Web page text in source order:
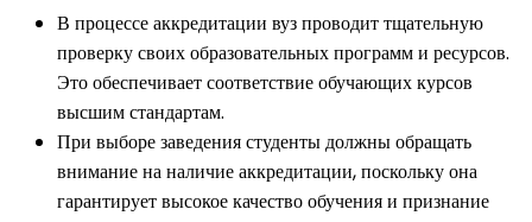
В процессе аккредитации вуз проводит тщательную
проверку своих образовательных программ и ресурсов.
Это обеспечивает соответствие обучающих курсов
высшим стандартам.
При выборе заведения студенты должны обращать
внимание на наличие аккредитации, поскольку она
гарантирует высокое качество обучения и признание